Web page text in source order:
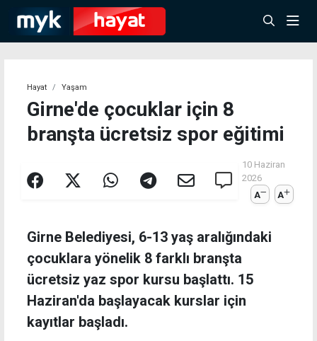
Hayat Yaşam
Girne'de çocuklar için 8
branşta ücretsiz spor eğitimi
10 Haziran
2026
A
A
Girne Belediyesi, 6-13 yaş aralığındaki
çocuklara yönelik 8 farklı branşta
ücretsiz yaz spor kursu başlattı. 15
Haziran'da başlayacak kurslar için
kayıtlar başladı.